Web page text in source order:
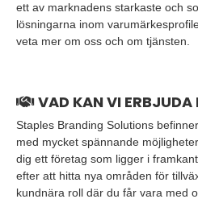
ett av marknadens starkaste och
lösningarna inom
veta mer om oss och om tjänsten.
VAD KAN VI ERBJUDA
Staples Branding Solutions
med mycket spännande
dig ett företag som ligger i
efter att hitta nya områden för
kundnära roll där du får vara med